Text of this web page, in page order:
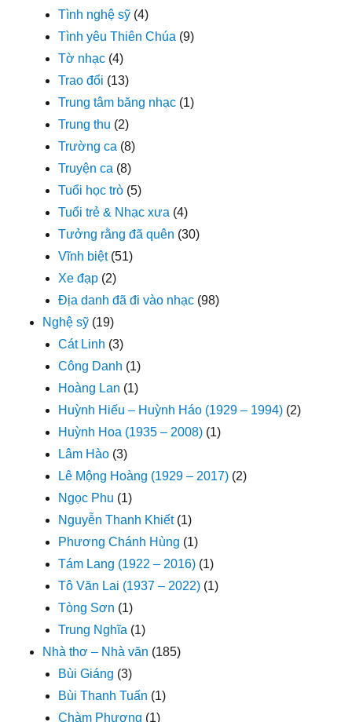
Tình nghệ sỹ (4)
Tình yêu Thiên Chúa (9)
Tờ nhạc (4)
Trao đổi (13)
Trung tâm băng nhạc (1)
Trung thu (2)
Trường ca (8)
Truyện ca (8)
Tuổi học trò (5)
Tuổi trẻ & Nhạc xưa (4)
Tưởng rằng đã quên (30)
Vĩnh biệt(51)
Xe đạp (2)
Địa danh đã đi vào nhạc (98)
Nghệ sỹ (19)
Cát Linh (3)
Công Danh (1)
Hoàng Lan (1)
Huỳnh Hiếu – Huỳnh Háo (1929 – 1994) (2)
Huỳnh Hoa (1935 – 2008) (1)
Lâm Hào (3)
Lê Mộng Hoàng (1929 – 2017) (2)
Ngọc Phu (1)
Nguyễn Thanh Khiết(1)
Phương Chánh Hùng (1)
Tám Lang (1922 – 2016) (1)
Tô Văn Lai (1937 – 2022) (1)
Tòng Sơn (1)
Trung Nghĩa (1)
Nhà thơ – Nhà văn (185)
Bùi Giáng (3)
Bùi Thanh Tuấn (1)
Chàm Phương (1)